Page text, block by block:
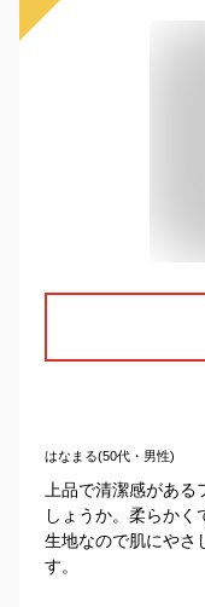
はなまる(50代・男性)
上品で清潔感があ
しょうか。柔らかく
生地なので肌にやさ
す。